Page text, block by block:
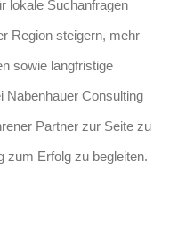
lokale Suchanfragen
Region steigern, mehr
sowie langfristige
Nabenhauer Consulting
Partner zur Seite zu
zum Erfolg zu begleiten.